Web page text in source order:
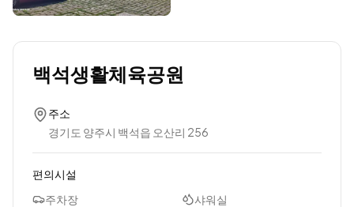
백석생활체육공원
주소
경기도 양주시 백석읍 오산리 256
편의시설
주차장
샤워실